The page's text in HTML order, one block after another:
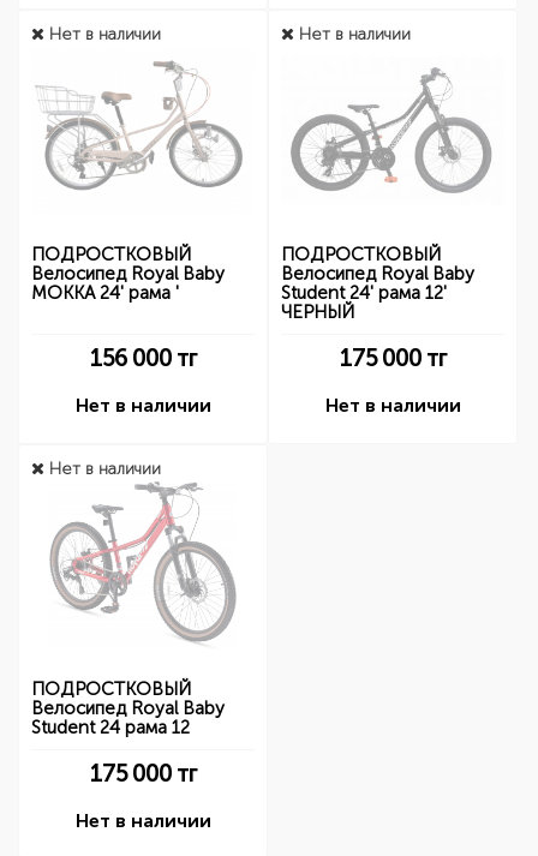
Нет в наличии
ПОДРОСТКОВЫЙ
Велосипед Royal Baby
MOKKA 24' рама '
156 000тг
Нет в наличии
Нет в наличии
ПОДРОСТКОВЫЙ
Велосипед Royal Baby
Student 24' рама 12'
ЧЕРНЫЙ
175 000тг
Нет в наличии
Нет в наличии
ПОДРОСТКОВЫЙ
Велосипед Royal Baby
Student 24 рама 12
175 000тг
Нет в наличии